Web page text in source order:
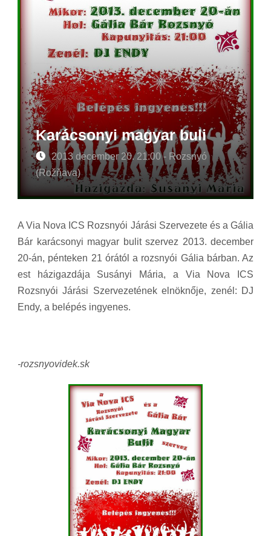
Karácsonyi magyar buli
2013 december 20. 21:00 - Rozsnyó
(Rožňava)
A Via Nova ICS Rozsnyói Járási Szervezete és a Gália
Bár karácsonyi magyar bulit szervez 2013. december
20-án, pénteken 21 órától a rozsnyói Gália bárban. Az
est házigazdája Susányi Mária, a Via Nova ICS
Rozsnyói Járási Szervezetének elnöknője, zenél: DJ
Endy, a belépés ingyenes.
-rozsnyovidek.sk